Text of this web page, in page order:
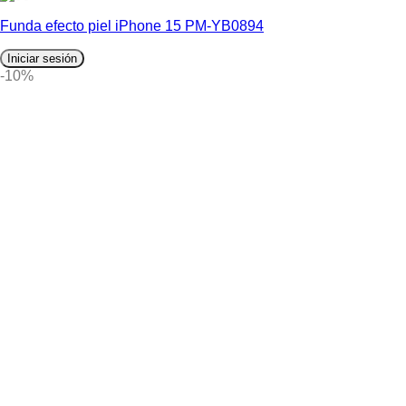
Funda efecto piel iPhone 15 PM-YB0894
Iniciar sesión
-10%